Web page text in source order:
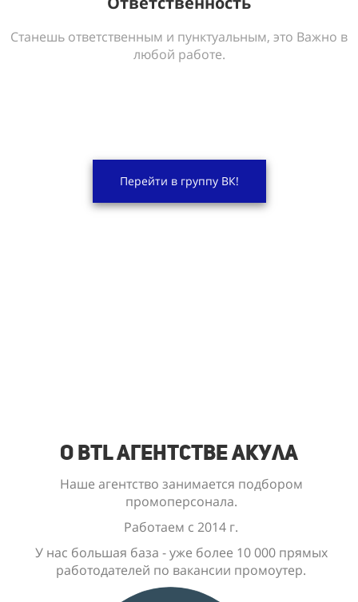
Станешь ответственным и пунктуальным, это Важно в
любой работе.
Перейти в группу ВК!
О BTL Агентстве Акула
Наше агентство занимается подбором
промоперсонала.
Работаем с 2014 г.
У нас большая база - уже более 10 000 прямых
работодателей по вакансии промоутер.